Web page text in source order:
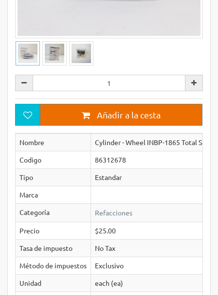
Añadir a la cesta
Nombre
Cylinder - Wheel INBP-1865 Total
Codigo
86312678
Tipo
Estandar
Marca
Categoría
Refacciones
Precio
$25.00
Tasa de impuesto
No Tax
Método de impuestos
Exclusivo
Unidad
each (ea)